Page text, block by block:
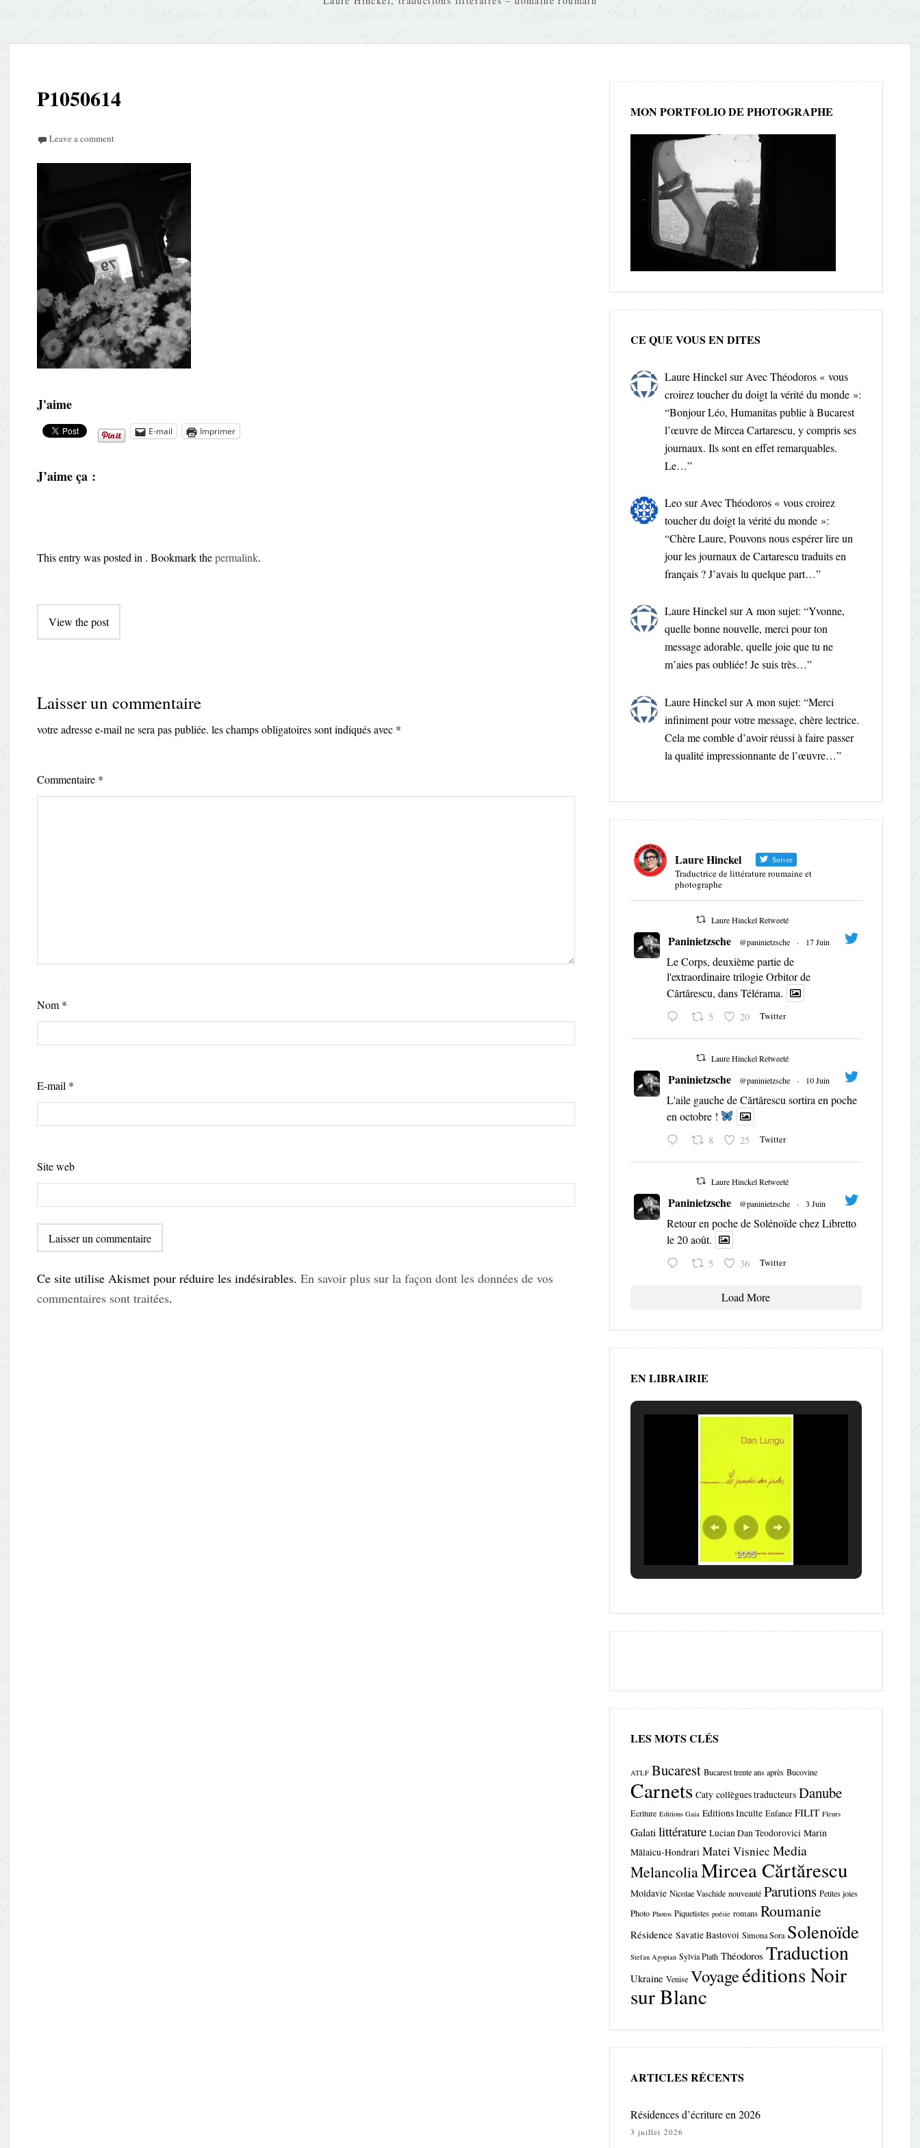
P1050614
Leave a comment
J'aime
E-mail Imprimer
J’aime ça :
This entry was posted in . Bookmark thepermalink.
Post
navigation
View the post
Laisser un commentaire
votre adresse e-mail ne sera pas publiée. les champs obligatoires sont indiqués avec *
Commentaire *
Nom *
E-mail *
Site web
Ce site utilise Akismet pour réduire les indésirables.En savoir plus sur la façon dont les données de vos
commentaires sont traitées.
MON PORTFOLIO DE PHOTOGRAPHE
CE QUE VOUS EN DITES
Laure Hinckel surAvec Théodoros « vous
croirez toucher du doigt la vérité du monde »:
“Bonjour Léo, Humanitas publie à Bucarest
l’œuvre de Mircea Cartarescu, y compris ses
journaux. Ils sont en effet remarquables.
Le…”
LeosurAvec Théodoros « vous croirez
toucher du doigt la vérité du monde »:
“Chère Laure, Pouvons nous espérer lire un
jour les journaux de Cartarescu traduits en
français ? J’avais lu quelque part…”
Laure HinckelsurA mon sujet: “Yvonne,
quelle bonne nouvelle, merci pour ton
message adorable, quelle joie que tu ne
m’aies pas oubliée! Je suis très…”
Laure Hinckel surA mon sujet: “Merci
infiniment pour votre message, chère lectrice.
Cela me comble d’avoir réussi à faire passer
la qualité impressionnante de l’œuvre…”
Laure Hinckel Suivre
Traductrice de littérature roumaine et
photographe
Laure Hinckel Retweeté
Paninietzsche @paninietzsche · 17 Juin
Le Corps, deuxième partie de
l'extraordinaire trilogie Orbitor de
Cărtărescu, dans Télérama.
5 20 Twitter
Laure Hinckel Retweeté
Paninietzsche @paninietzsche · 10 Juin
L'aile gauche de Cărtărescu sortira en poche
en octobre !
8 25 Twitter
Laure Hinckel Retweeté
Paninietzsche @paninietzsche · 3 Juin
Retour en poche de Solénoïde chez Libretto
le 20 août.
5 36 Twitter
Load More
EN LIBRAIRIE
2005
LES MOTS CLÉS
ATLF Bucarest Bucarest trente ans après Bucovine
Carnets Caty collègues traducteurs Danube
Ecriture Editions Gaia Editions Inculte Enfance FILIT Fleurs
Galati littérature Lucian Dan Teodorovici Marin
Mălaicu-Hondrari Matei Visniec Media
MelancoliaMircea Cărtărescu
Moldavie Nicolae Vaschide nouveauté Parutions Petites joies
Photo Photos Piquetistes poésie romans Roumanie
Résidence Savatie Bastovoi Simona Sora Solenoïde
Stefan Agopian Sylvia Plath Théodoros Traduction
Ukraine Venise Voyageéditions Noir
sur Blanc
ARTICLES RÉCENTS
Résidences d’écriture en 2026
3 juillet 2026